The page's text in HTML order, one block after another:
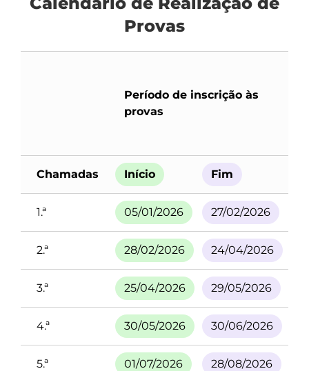
Provas
Período de inscrição às
provas
Chamadas Início Fim
1.ª 05/01/2026 27/02/2026
2.ª 28/02/2026 24/04/2026
3.ª 25/04/2026 29/05/2026
4.ª 30/05/2026 30/06/2026
5.ª 01/07/2026 28/08/2026